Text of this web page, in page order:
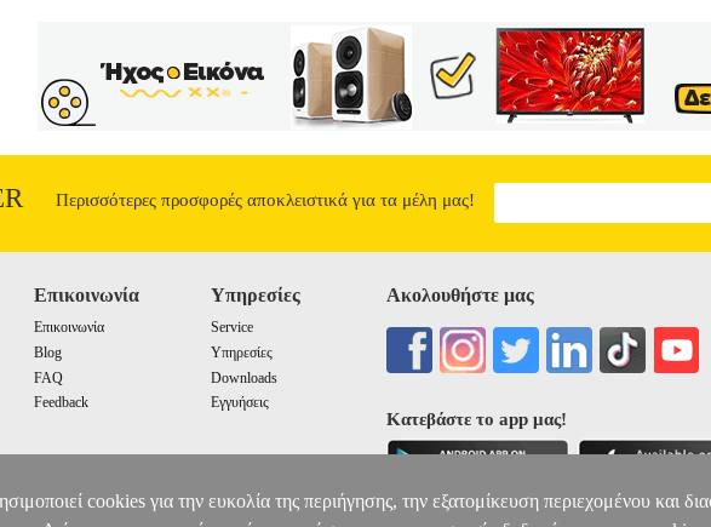
Περισσότερες προσφορές αποκλειστικά για τα μέλη μας!
Επικοινωνία
Επικοινωνία
Blog
FAQ
Feedback
Υπηρεσίες
Service
Υπηρεσίες
Downloads
Εγγυήσεις
Ακολουθήστε μας
Κατεβάστε το app μας!
cookies για την ευκολία της περιήγησης, την εξατομίκευση περιεχομένου και